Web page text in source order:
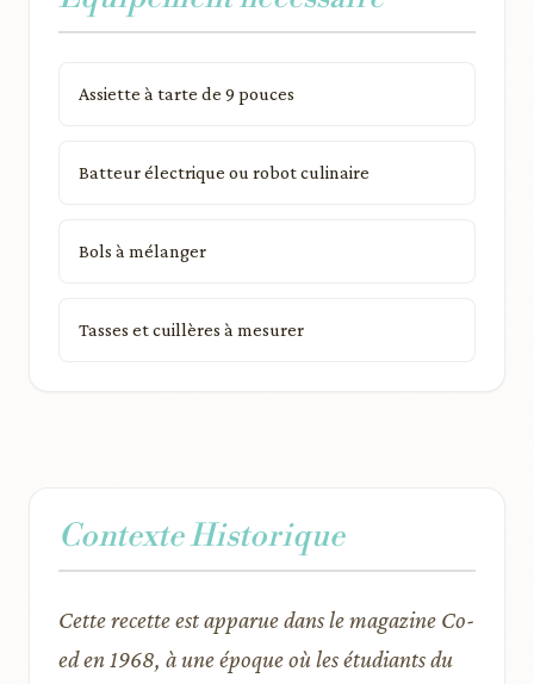
Assiette à tarte de 9 pouces
Batteur électrique ou robot culinaire
Bols à mélanger
Tasses et cuillères à mesurer
Contexte Historique
Cette recette est apparue dans le magazine Co-
ed en 1968, à une époque où les étudiants du